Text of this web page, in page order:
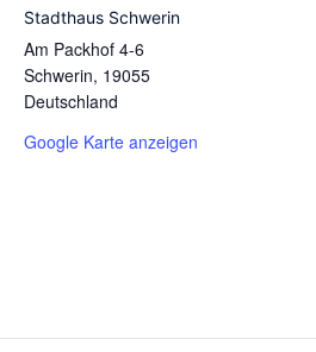
Stadthaus Schwerin
Am Packhof 4-6
Schwerin, 19055
Deutschland
Google Karte anzeigen